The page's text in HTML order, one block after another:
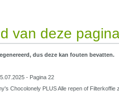
van deze
dus deze kan fouten bevatten.
- Pagina 22
Chocolonely PLUS Alle repen of